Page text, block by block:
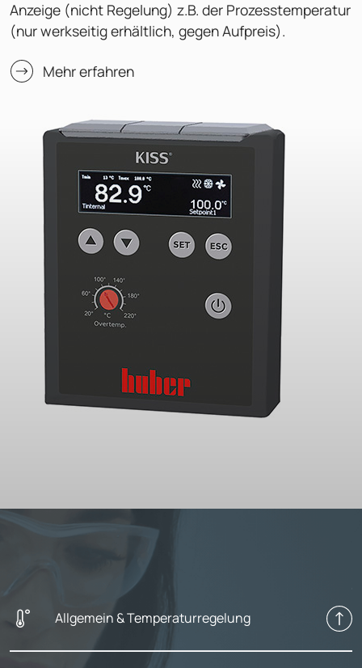
Anzeige (nicht Regelung) z.B. der Prozesstemperatur
(nur werkseitig erhältlich, gegen Aufpreis).
Mehr erfahren
Allgemein & Temperaturregelung